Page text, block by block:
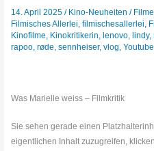
14. April 2025/ Kino-Neuheiten /
Filmisches Allerlei ,filmischesallerlei
Kinofilme Kinokritikerin ,lenovo ,lindy,
rapoo ,røde ,sennheiser,vlog ,
Was Marielle weiss – Filmkritik
Sie sehen gerade einen
eigentlichen Inhalt zuzugreifen,